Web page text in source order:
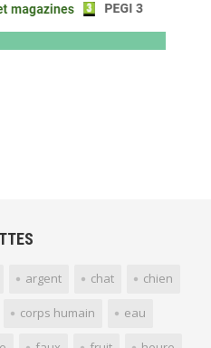
argent chat chien
corps humain eau